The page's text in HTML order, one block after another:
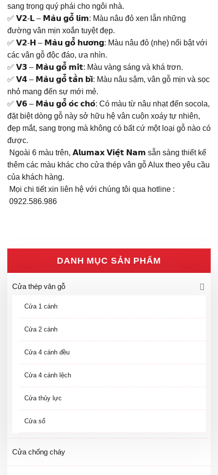
sang trọng quý phái cho ngôi nhà.
✅ 𝗩𝟮-𝗟 – 𝗠𝗮̀𝘂 𝗴𝗼̂̃ 𝗹𝗶𝗺: Màu nâu đỏ xen lẫn những
đường vân mịn xoắn tuyệt đẹp.
✅ 𝗩𝟮-𝗛 – 𝗠𝗮̀𝘂 𝗴𝗼̂̃ 𝗵𝘂̛𝗼̛𝗻𝗴: Màu nâu đỏ (nhẹ) nổi bật với
các vân gỗ độc đáo, ưa nhìn.
✅ 𝗩𝟯 – 𝗠𝗮̀𝘂 𝗴𝗼̂̃ 𝗺𝗶́𝘁: Màu vàng sáng và khá trơn.
✅ 𝗩𝟰 – 𝗠𝗮̀𝘂 𝗴𝗼̂̃ 𝘁𝗮̂̀𝗻 𝗯𝗶̀: Màu nâu sậm, vân gỗ mịn và sọc
nhỏ mang đến sự mới mẻ.
✅ 𝗩𝟲 – 𝗠𝗮̀𝘂 𝗴𝗼̂̃ 𝗼́𝗰 𝗰𝗵𝗼́: Có màu từ nâu nhạt đến socola,
đặt biệt dòng gỗ này sở hữu hệ vân cuộn xoáy tự nhiên,
đẹp mắt, sang trọng mà không có bất cứ một loại gỗ nào có
được.
Ngoài 6 màu trên, 𝗔𝗹𝘂𝗺𝗮𝘅 𝗩𝗶𝗲̣̂𝘁 𝗡𝗮𝗺 sẵn sàng thiết kế
thêm các màu khác cho cửa thép vân gỗ Alux theo yêu cầu
của khách hàng.
Mọi chi tiết xin liên hệ với chúng tôi qua hotline :
0922.586.986
DANH MỤC SẢN PHẨM
Cửa thép vân gỗ
Cửa 1 cánh
Cửa 2 cánh
Cửa 4 cánh đều
Cửa 4 cánh lệch
Cửa thủy lực
Cửa sổ
Cửa chống cháy